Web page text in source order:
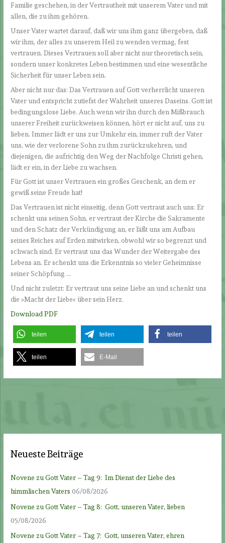
Familie geschehen, in der Vertrautheit mit unserem Vater und mit
allen, die zu ihm gehören.
Unser Vater wartet darauf, daß wir uns ihm ganz übergeben, daß
wir ihm, der alles zu unserem Heil zu wenden vermag, fest
vertrauen. Dieses Vertrauen soll aber nicht nur theoretisch sein,
sondern unser konkretes Leben bestimmen und eine wesentliche
Sicherheit für unser Leben sein.
Aber nicht nur das: Das Vertrauen auf Gott verherrlicht unseren
Vater und entspricht zutiefst der Wahrheit unseres Daseins. Gott ist
bedingungslose Liebe. Auch wenn wir ihn durch den Mißbrauch
unserer Freiheit zurückweisen können, hört er nicht auf, uns zu
lieben. Immer lädt er uns zur Umkehr ein, immer ruft der Vater
uns, wie der verlorene Sohn zu ihm zurückzukehren, und
diejenigen, die aufrichtig den Weg der Nachfolge Christi gehen,
lädt er ein, in der Liebe zu wachsen.
Für Gott ist unser Vertrauen ein großes Geschenk, an dem er
gewiß seine Freude hat!
Das Vertrauen ist nicht einseitig, denn Gott vertraut auch uns: Er
schenkt uns seinen Sohn, er vertraut der Kirche die Sakramente
und den Schatz der Verkündigung an, er läßt uns am Aufbau
seines Reiches auf Erden mitwirken, obwohl wir so begrenzt und
schwach sind. Er vertraut uns das Wunder der Weitergabe des
Lebens an. Er schenkt uns die Erkenntnis so vieler Geheimnisse
seiner Schöpfung …
Und nicht zuletzt: Er vertraut uns seine Liebe an und schenkt uns
die »Macht der Liebe« über sein Herz.
Download PDF
teilen teilen teilen
teilen E-Mail
Neueste Beiträge
Novene zu Gott Vater – Tag 9: Im Dienst der Liebe des
himmlischen Vaters 06/08/2026
Novene zu Gott Vater – Tag 8: Gott, unseren Vater, lieben
05/08/2026
Novene zu Gott Vater – Tag 7: Gott, unseren Vater, ehren